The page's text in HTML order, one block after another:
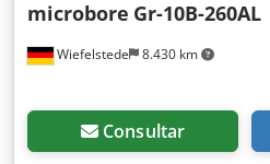
Wiefelstede 8.430 km
microbore Gr-10B-260AL
Consultar